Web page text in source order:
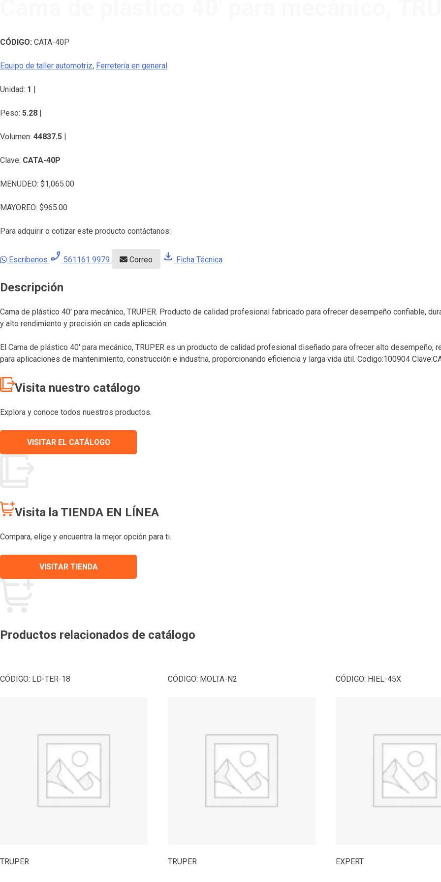
CÓDIGO: CATA-40P
Equipo de taller automotriz, Ferretería en general
Unidad: 1
Peso: 5.28
Volumen: 44837.5
Clave: CATA-40P
MENUDEO: $1,065.00
MAYOREO: $965.00
Para adquirir o cotizar este producto contáctanos:
Escríbenos phone_enabled 561161 9979 Correo download Ficha Técnica
Descripción
Cama de plástico 40′ para mecánico, TRUPER. Producto de calidad profesional fabricado para ofrecer desempeño confiable,
y alto rendimiento y precisión en cada aplicación.
El Cama de plástico 40′ para mecánico, TRUPER es un producto de calidad profesional diseñado para ofrecer alto
para aplicaciones de mantenimiento, construcción e industria, proporcionando eficiencia y larga vida útil. Codigo:100904
Visita nuestro catálogo
Explora y conoce todos nuestros productos.
VISITAR EL CATÁLOGO
Visita la TIENDA EN LÍNEA
Compara, elige y encuentra la mejor opción para ti.
VISITAR TIENDA
Productos relacionados de catálogo
CÓDIGO: LD-TER-18
TRUPER
CÓDIGO: MOLTA-N2
TRUPER
CÓDIGO: HIEL-45X
EXPERT